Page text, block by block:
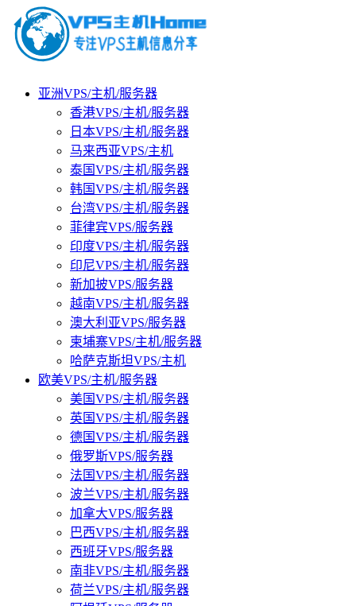
亚洲VPS/主机/服务器
香港VPS/主机/服务器
日本VPS/主机/服务器
马来西亚VPS/主机
泰国VPS/主机/服务器
韩国VPS/主机/服务器
台湾VPS/主机/服务器
菲律宾VPS/服务器
印度VPS/主机/服务器
印尼VPS/主机/服务器
新加披VPS/服务器
越南VPS/主机/服务器
澳大利亚VPS/服务器
柬埔寨VPS/主机/服务器
哈萨克斯坦VPS/主机
欧美VPS/主机/服务器
美国VPS/主机/服务器
英国VPS/主机/服务器
德国VPS/主机/服务器
俄罗斯VPS/服务器
法国VPS/主机/服务器
波兰VPS/主机/服务器
加拿大VPS/服务器
巴西VPS/主机/服务器
西班牙VPS/服务器
南非VPS/主机/服务器
荷兰VPS/主机/服务器